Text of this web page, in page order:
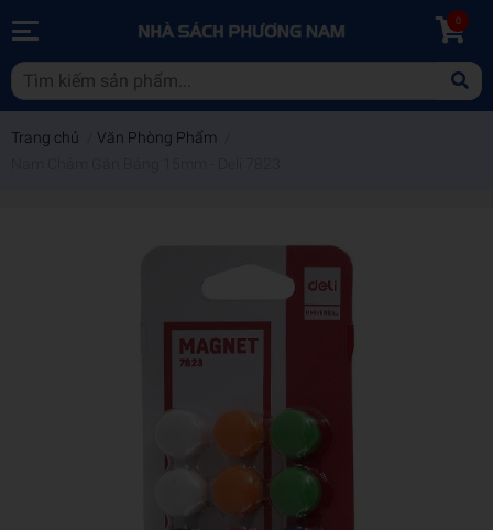
0
Trang chủ Văn Phòng Phẩm